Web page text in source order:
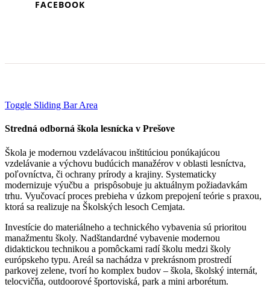
FACEBOOK
Toggle Sliding Bar Area
Stredná odborná škola lesnícka v Prešove
Škola je modernou vzdelávacou inštitúciou ponúkajúcou
vzdelávanie a výchovu budúcich manažérov v oblasti lesníctva,
poľovníctva, či ochrany prírody a krajiny. Systematicky
modernizuje výučbu a prispôsobuje ju aktuálnym požiadavkám
trhu. Vyučovací proces prebieha v úzkom prepojení teórie s praxou,
ktorá sa realizuje na Školských lesoch Cemjata.
Investície do materiálneho a technického vybavenia sú prioritou
manažmentu školy. Nadštandardné vybavenie modernou
didaktickou technikou a pomôckami radí školu medzi školy
európskeho typu. Areál sa nachádza v prekrásnom prostredí
parkovej zelene, tvorí ho komplex budov – škola, školský internát,
telocvičňa, outdoorové športoviská, park a mini arborétum.